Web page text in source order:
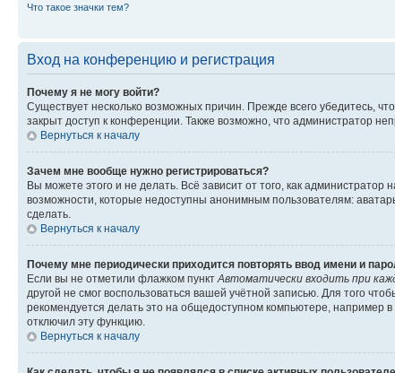
Что такое значки тем?
Вход на конференцию и регистрация
Почему я не могу войти?
Существует несколько возможных причин. Прежде всего убедитесь,
закрыт доступ к конференции. Также возможно, что администратор
Вернуться к началу
Зачем мне вообще нужно регистрироваться?
Вы можете этого и не делать. Всё зависит от того, как
возможности, которые недоступны анонимным пользователям:
сделать.
Вернуться к началу
Почему мне периодически приходится повторять ввод имени и
Если вы не отметили флажком пункт Автоматически входить при
другой не смог воспользоваться вашей учётной записью. Для того
рекомендуется делать это на общедоступном компьютере, например
отключил эту функцию.
Вернуться к началу